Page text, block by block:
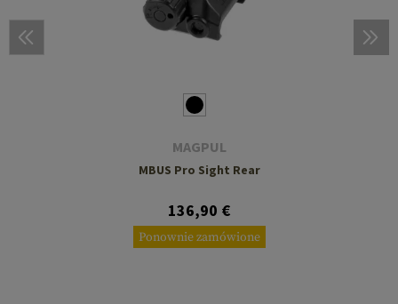
MAGPUL
MBUS Pro Sight Rear
136,90 €
Ponownie zamówione